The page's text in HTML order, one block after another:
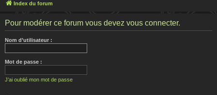
Index du forum
Pour modérer ce forum vous devez vous connecter.
Nom d’utilisateur :
Mot de passe :
J’ai oublié mon mot de passe